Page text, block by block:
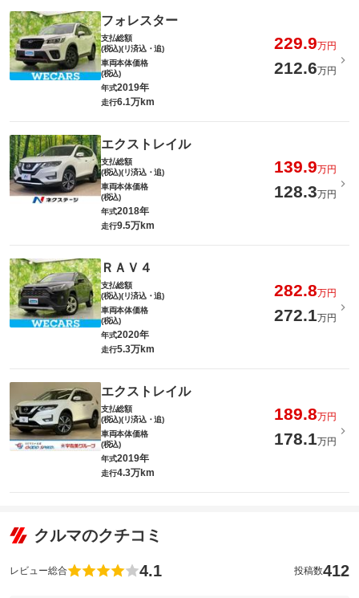
フォレスター
支払総額
(税込)(リ済込・追)
229.9万円
車両本体価格
(税込)
212.6万円
年式2019年
走行6.1万km
エクストレイル
支払総額
(税込)(リ済込・追)
139.9万円
車両本体価格
(税込)
128.3万円
年式2018年
走行9.5万km
ＲＡＶ４
支払総額
(税込)(リ済込・追)
282.8万円
車両本体価格
(税込)
272.1万円
年式2020年
走行5.3万km
エクストレイル
支払総額
(税込)(リ済込・追)
189.8万円
車両本体価格
(税込)
178.1万円
年式2019年
走行4.3万km
クルマのクチコミ
レビュー総合 4.1 投稿数412